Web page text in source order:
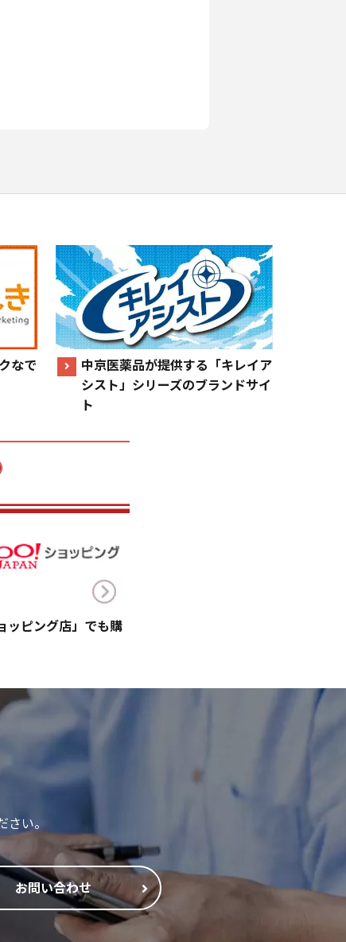
なで
中京医薬品が提供する「キレイア
シスト」シリーズのブランドサイ
ト
ッピング店」でも購
い。
お問い合わせ